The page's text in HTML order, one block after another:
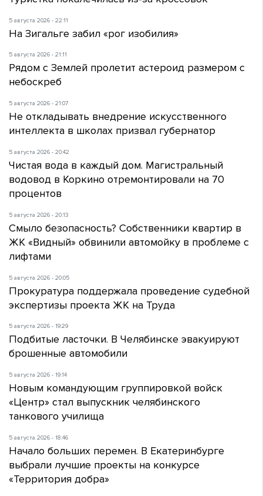
5 августа 2026 - 22:11
На Зигальге забил «рог изобилия»
5 августа 2026 - 21:11
Рядом с Землей пролетит астероид размером с
небоскреб
5 августа 2026 - 21:07
Не откладывать внедрение искусственного
интеллекта в школах призвал губернатор
5 августа 2026 - 20:42
Чистая вода в каждый дом. Магистральный
водовод в Коркино отремонтировали на 70
процентов
5 августа 2026 - 20:13
Смыло безопасность? Собственники квартир в
ЖК «Видный» обвинили автомойку в проблеме с
лифтами
5 августа 2026 - 20:05
Прокуратура поддержала проведение судебной
экспертизы проекта ЖК на Труда
5 августа 2026 - 19:29
Подбитые ласточки. В Челябинске эвакуируют
брошенные автомобили
5 августа 2026 - 19:14
Новым командующим группировкой войск
«Центр» стал выпускник челябинского
танкового училища
5 августа 2026 - 18:46
Начало больших перемен. В Екатеринбурге
выбрали лучшие проекты на конкурсе
«Территория добра»